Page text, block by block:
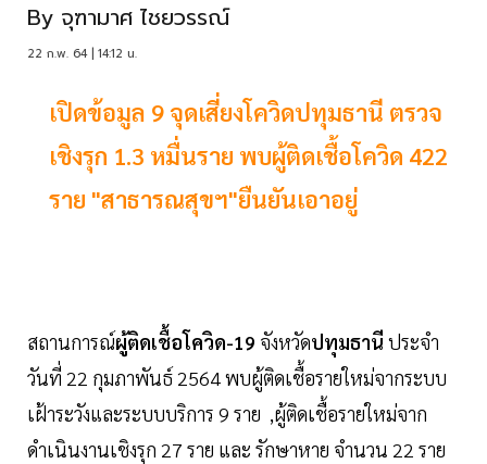
By จุฑามาศ ไชยวรรณ์
22 ก.พ. 64 | 14:12 น.
เปิดข้อมูล 9 จุดเสี่ยงโควิดปทุมธานี ตรวจ
เชิงรุก 1.3 หมื่นราย พบผู้ติดเชื้อโควิด 422
ราย "สาธารณสุขฯ"ยืนยันเอาอยู่
สถานการณ์ผู้ติดเชื้อโควิด-19 จังหวัดปทุมธานี ประจำ
วันที่ 22 กุมภาพันธ์ 2564 พบผู้ติดเชื้อรายใหม่จากระบบ
เฝ้าระวังและระบบบริการ 9 ราย ,ผู้ติดเชื้อรายใหม่จาก
ดำเนินงานเชิงรุก 27 ราย และ รักษาหาย จำนวน 22 ราย